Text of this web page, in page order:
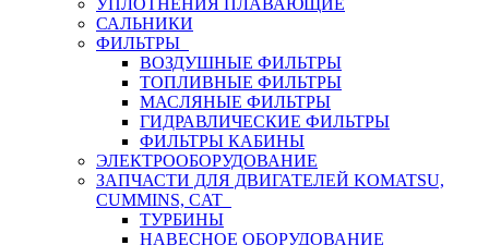
УПЛОТНЕНИЯ ПЛАВАЮЩИЕ
САЛЬНИКИ
ФИЛЬТРЫ
ВОЗДУШНЫЕ ФИЛЬТРЫ
ТОПЛИВНЫЕ ФИЛЬТРЫ
МАСЛЯНЫЕ ФИЛЬТРЫ
ГИДРАВЛИЧЕСКИЕ ФИЛЬТРЫ
ФИЛЬТРЫ КАБИНЫ
ЭЛЕКТРООБОРУДОВАНИЕ
ЗАПЧАСТИ ДЛЯ ДВИГАТЕЛЕЙ KOMATSU,
CUMMINS, CAT
ТУРБИНЫ
НАВЕСНОЕ ОБОРУДОВАНИЕ